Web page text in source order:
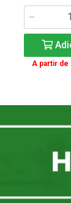
A partir de